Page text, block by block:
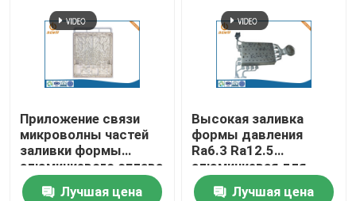
Приложение связи
микроволны частей
заливки формы
алюминиевого сплава
Лучшая цена
Высокая заливка
формы давления
Ra6.3 Ra12.5
алюминиевая для
сообщения
Лучшая цена